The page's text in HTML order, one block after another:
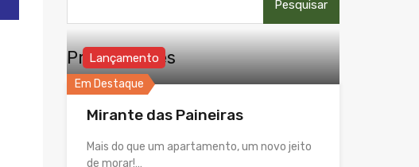
por:
Propriedades
Em Destaque
Lançamento
Mirante das Paineiras
Mais do que um apartamento, um novo jeito
de morar!…